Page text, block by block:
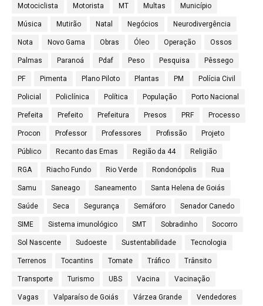
Motociclista Motorista MT Multas Município
Música Mutirão Natal Negócios Neurodivergência
Nota Novo Gama Obras Óleo Operação Ossos
Palmas Paranoá Pdaf Peso Pesquisa Pêssego
PF Pimenta Plano Piloto Plantas PM Polícia Civil
Policial Policlínica Política População Porto Nacional
Prefeita Prefeito Prefeitura Presos PRF Processo
Procon Professor Professores Profissão Projeto
Público Recanto das Emas Região da 44 Religião
RGA Riacho Fundo Rio Verde Rondonópolis Rua
Samu Saneago Saneamento Santa Helena de Goiás
Saúde Seca Segurança Semáforo Senador Canedo
SIME Sistema imunológico SMT Sobradinho Socorro
Sol Nascente Sudoeste Sustentabilidade Tecnologia
Terrenos Tocantins Tomate Tráfico Trânsito
Transporte Turismo UBS Vacina Vacinação
Vagas Valparaíso de Goiás Várzea Grande Vendedores